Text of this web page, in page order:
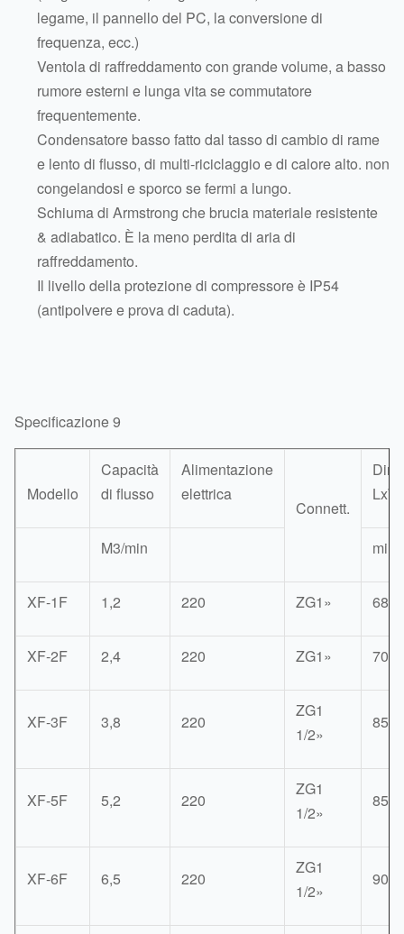
legame, il pannello del PC, la conversione di
frequenza, ecc.)
Ventola di raffreddamento con grande volume, a basso
rumore esterni e lunga vita se commutatore
frequentemente.
Condensatore basso fatto dal tasso di cambio di rame
e lento di flusso, di multi-riciclaggio e di calore alto. non
congelandosi e sporco se fermi a lungo.
Schiuma di Armstrong che brucia materiale resistente
& adiabatico. È la meno perdita di aria di
raffreddamento.
Il livello della protezione di compressore è IP54
(antipolvere e prova di caduta).
Specificazione 9
Modello
Capacità
di flusso
Alimentazione
elettrica
Connett.
M3/min
XF-1F 1,2 220 ZG1»
XF-2F 2,4 220 ZG1»
XF-3F 3,8 220
ZG1
1/2»
XF-5F 5,2 220
ZG1
1/2»
XF-6F 6,5 220
ZG1
1/2»